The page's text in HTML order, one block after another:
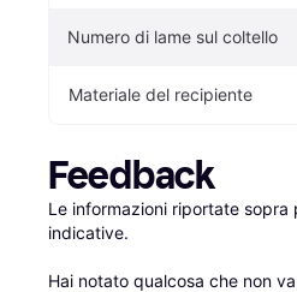
Numero di lame sul coltello
Materiale del recipiente
Feedback
Le informazioni riportate
indicative.
Hai notato qualcosa che non